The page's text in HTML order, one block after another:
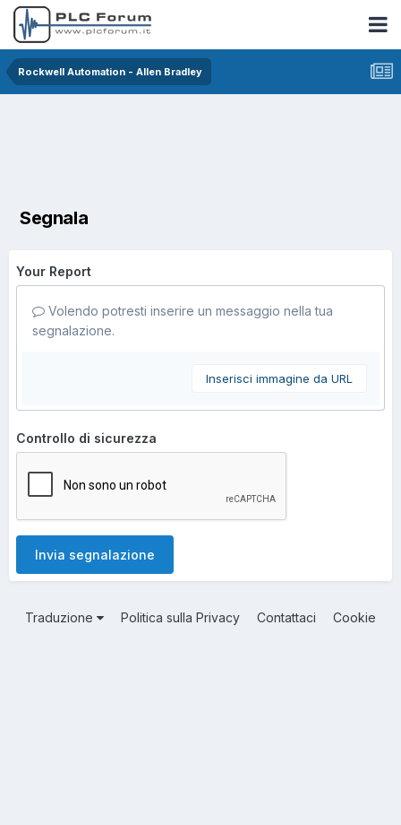
Rockwell Automation - Allen Bradley
Segnala
Your Report
Volendo potresti inserire un messaggio nella tua
segnalazione.
Inserisci immagine da URL
Controllo di sicurezza
Invia segnalazione
Traduzione Politica sulla Privacy Contattaci Cookie